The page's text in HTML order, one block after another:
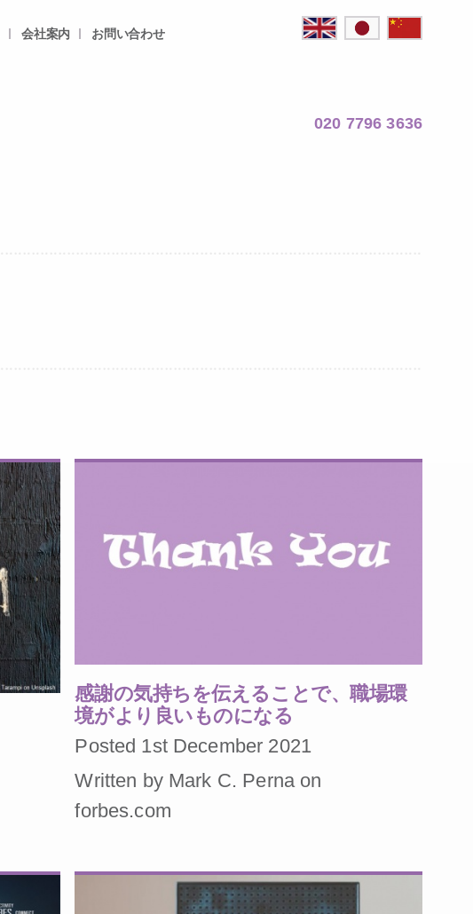
会社案内 お問い合わせ
020 7796 3636
感謝の気持ちを伝えることで、職場環
境がより良いものになる
Posted 1st December 2021
Written by Mark C. Perna on
forbes.com